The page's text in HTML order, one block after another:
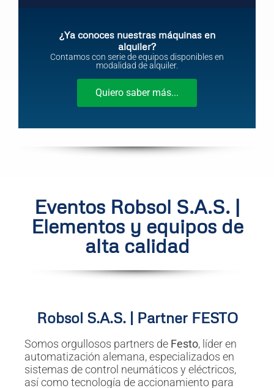
¿Ya conoces nuestras máquinas en
alquiler?
Contamos con serie de equipos disponibles en
modalidad de alquiler.
Quiero saber más...
Eventos Robsol S.A.S. |
Elementos y equipos de
alta calidad
Robsol S.A.S. | Partner FESTO
Somos orgullosos partners de Festo, líder en
automatización alemana, especializados en
sistemas de control neumáticos y eléctricos,
así como tecnología de accionamiento para